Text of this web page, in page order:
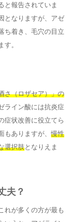
と報告されていま
となりますが、アゼ
ち着き、毛穴の目立
。
さ（ロザセア）」の
ライン酸には抗炎症
症状改善に役立てら
ありますが、 慢性
選択肢となりえま
夫？
れが多くの方が最も